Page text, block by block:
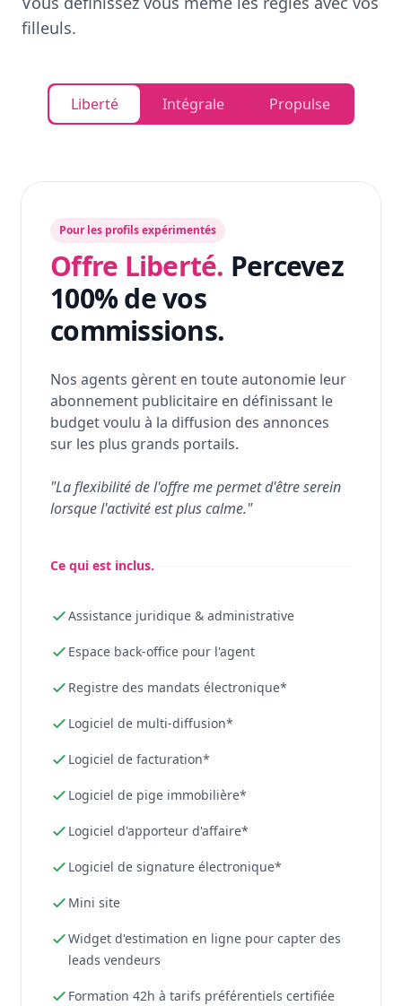
filleuls.
Liberté Intégrale Propulse
Pour les profils expérimentés
Offre Liberté. Percevez
100% de vos
commissions.
Nos agents gèrent en toute autonomie leur
abonnement publicitaire en définissant le
budget voulu à la diffusion des annonces
sur les plus grands portails.
"La flexibilité de l'offre me permet d'être serein
lorsque l'activité est plus calme."
Ce qui est inclus.
Assistance juridique & administrative
Espace back-office pour l'agent
Registre des mandats électronique*
Logiciel de multi-diffusion*
Logiciel de facturation*
Logiciel de pige immobilière*
Logiciel d'apporteur d'affaire*
Logiciel de signature électronique*
Mini site
Widget d'estimation en ligne pour capter des
leads vendeurs
Formation 42h à tarifs préférentiels certifiée